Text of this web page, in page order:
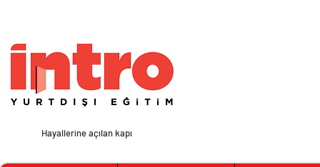
Hayallerine açılan kapı